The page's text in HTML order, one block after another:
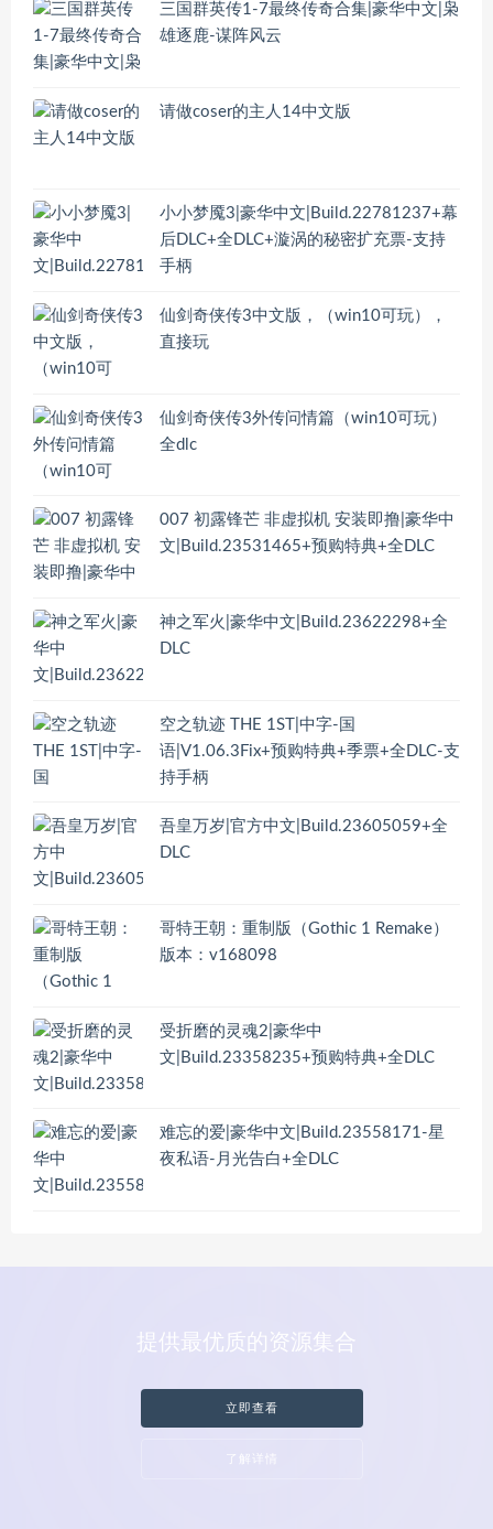
三国群英传1-7最终传奇合集|豪华中文|枭
雄逐鹿-谋阵风云
请做coser的主人14中文版
小小梦魇3|豪华中文|Build.22781237+幕
后DLC+全DLC+漩涡的秘密扩充票-支持
手柄
仙剑奇侠传3中文版，（win10可玩），
直接玩
仙剑奇侠传3外传问情篇（win10可玩）
全dlc
007 初露锋芒 非虚拟机 安装即撸|豪华中
文|Build.23531465+预购特典+全DLC
神之军火|豪华中文|Build.23622298+全
DLC
空之轨迹 THE 1ST|中字-国
语|V1.06.3Fix+预购特典+季票+全DLC-支
持手柄
吾皇万岁|官方中文|Build.23605059+全
DLC
哥特王朝：重制版（Gothic 1 Remake）
版本：v168098
受折磨的灵魂2|豪华中
文|Build.23358235+预购特典+全DLC
难忘的爱|豪华中文|Build.23558171-星
夜私语-月光告白+全DLC
提供最优质的资源集合
立即查看
了解详情